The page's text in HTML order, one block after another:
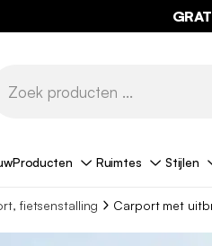
Producten Ruimtes Stijlen
fietsenstalling Carport met